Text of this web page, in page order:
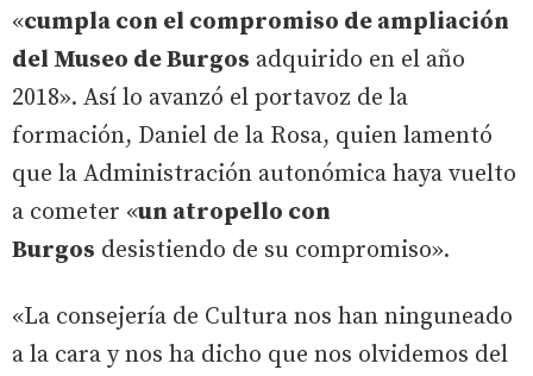
«cumpla con el compromiso de ampliación
del Museo de Burgos adquirido en el año
2018». Así lo avanzó el portavoz de la
formación, Daniel de la Rosa, quien lamentó
que la Administración autonómica haya vuelto
a cometer «un atropello con
Burgos desistiendo de su compromiso».
«La consejería de Cultura nos han ninguneado
a la cara y nos ha dicho que nos olvidemos del